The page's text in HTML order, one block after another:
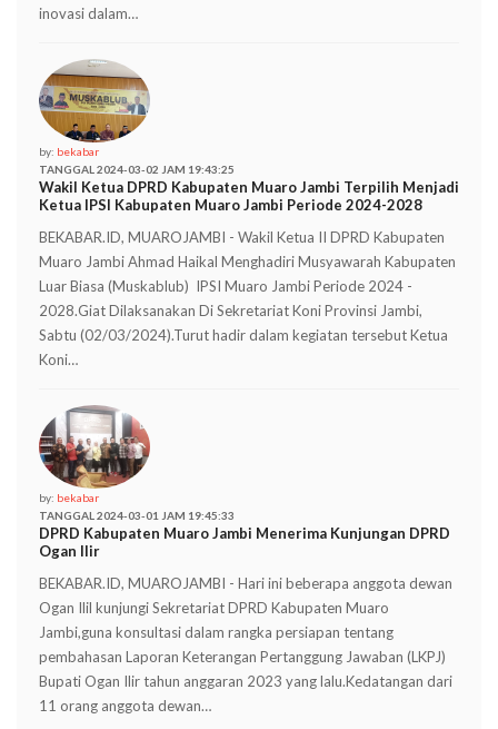
inovasi dalam…
by: bekabar
TANGGAL 2024-03-02 JAM 19:43:25
Wakil Ketua DPRD Kabupaten Muaro Jambi Terpilih Menjadi
Ketua IPSI Kabupaten Muaro Jambi Periode 2024-2028
BEKABAR.ID, MUAROJAMBI - Wakil Ketua II DPRD Kabupaten
Muaro Jambi Ahmad Haikal Menghadiri Musyawarah Kabupaten
Luar Biasa (Muskablub) IPSI Muaro Jambi Periode 2024 -
2028.Giat Dilaksanakan Di Sekretariat Koni Provinsi Jambi,
Sabtu (02/03/2024).Turut hadir dalam kegiatan tersebut Ketua
Koni…
by: bekabar
TANGGAL 2024-03-01 JAM 19:45:33
DPRD Kabupaten Muaro Jambi Menerima Kunjungan DPRD
Ogan Ilir
BEKABAR.ID, MUAROJAMBI - Hari ini beberapa anggota dewan
Ogan Ilil kunjungi Sekretariat DPRD Kabupaten Muaro
Jambi,guna konsultasi dalam rangka persiapan tentang
pembahasan Laporan Keterangan Pertanggung Jawaban (LKPJ)
Bupati Ogan Ilir tahun anggaran 2023 yang lalu.Kedatangan dari
11 orang anggota dewan…